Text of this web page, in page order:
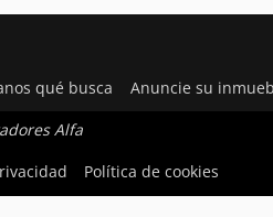
qué busca Anuncie su
Alfa
Política de cookies